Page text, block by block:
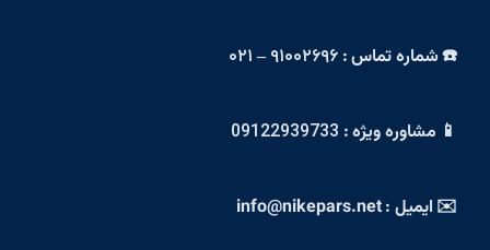
☎️ شماره تماس : ۹۱۰۰۲۶۹۶ – ۰۲۱
📱 مشاوره ویژه : 09122939733
✉️ ایمیل : info@nikepars.net